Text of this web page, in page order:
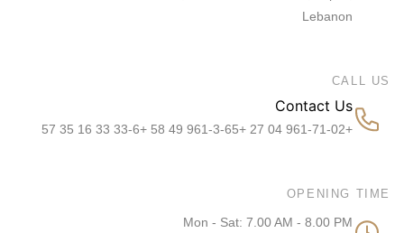
Lebanon
CALL US
Contact Us
+961-71-02 04 27 +961-3-65 49 58 +33-6 33 16 35 57
OPENING TIME
Mon - Sat: 7.00 AM - 8.00 PM